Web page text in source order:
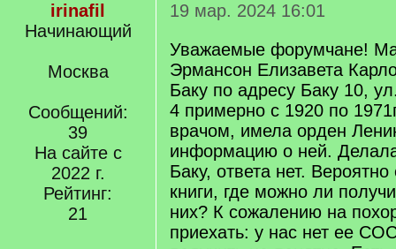
irinafil
Начинающий
Москва
Сообщений:
39
На сайте с
2022 г.
Рейтинг:
21
19 мар. 2024 16:01
Уважаемые форумчане!
Эрмансон Елизавета
Баку по адресу Баку 10,
4 примерно с 1920 по
врачом, имела орден
информацию о ней.
Баку, ответа нет.
книги, где можно ли
них? К сожалению на
приехать: у нас нет ее